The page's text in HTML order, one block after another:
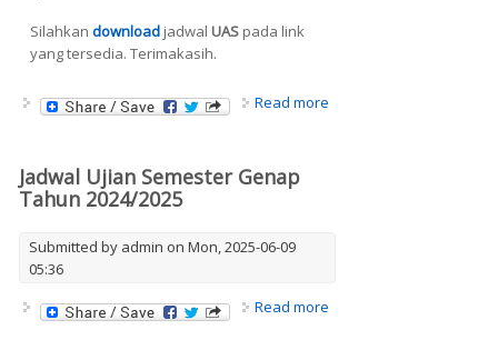
Silahkan download jadwal UAS pada link
yang tersedia. Terimakasih.
Read more
Jadwal Ujian Semester Genap
Tahun 2024/2025
Submitted by admin on Mon, 2025-06-09
05:36
Read more